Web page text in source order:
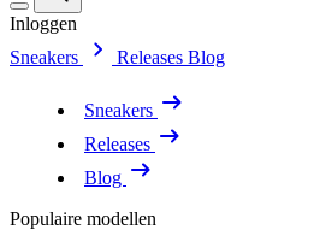
Inloggen
Sneakers
Releases Blog
Sneakers
Releases
Blog
Populaire modellen